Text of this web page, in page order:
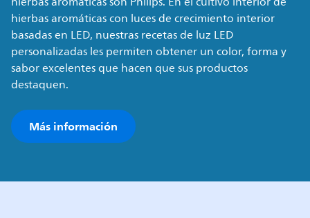
hierbas aromáticas con luces de crecimiento interior
basadas en LED, nuestras recetas de luz LED
personalizadas les permiten obtener un color, forma y
sabor excelentes que hacen que sus productos
destaquen.
Más información